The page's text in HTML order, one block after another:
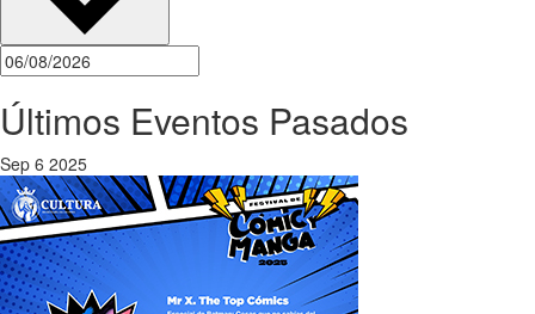
Últimos Eventos Pasados
Sep 6 2025